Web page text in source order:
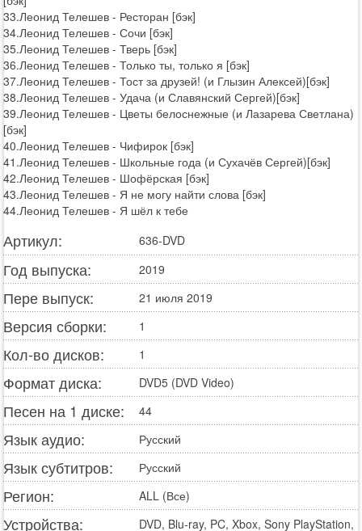
33.Леонид Телешев - Ресторан [бэк]
34.Леонид Телешев - Сочи [бэк]
35.Леонид Телешев - Тверь [бэк]
36.Леонид Телешев - Только ты, только я [бэк]
37.Леонид Телешев - Тост за друзей! (и Глызин Алексей)[бэк]
38.Леонид Телешев - Удача (и Славянский Сергей)[бэк]
39.Леонид Телешев - Цветы белоснежные (и Лазарева Светлана)
[бэк]
40.Леонид Телешев - Чифирок [бэк]
41.Леонид Телешев - Школьные года (и Сухачёв Сергей)[бэк]
42.Леонид Телешев - Шофёрская [бэк]
43.Леонид Телешев - Я не могу найти слова [бэк]
44.Леонид Телешев - Я шёл к тебе
Артикул: 636-DVD
Год выпуска: 2019
Пере выпуск: 21 июля 2019
Версия сборки: 1
Кол-во дисков: 1
Формат диска: DVD5 (DVD Video)
Песен на 1 диске: 44
Язык аудио: Русский
Язык субтитров: Русский
Регион: ALL (Все)
Устройства: DVD, Blu-ray, PC, Xbox, Sony PlayStation,